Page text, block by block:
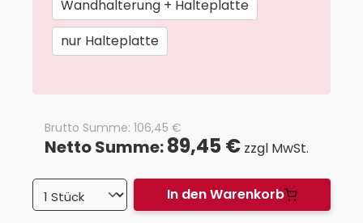
Wandhalterung + Halteplatte
nur Halteplatte
Netto Summe:89,45 € zzgl MwSt.
Brutto Summe: 106,45 €
In den Warenkorb